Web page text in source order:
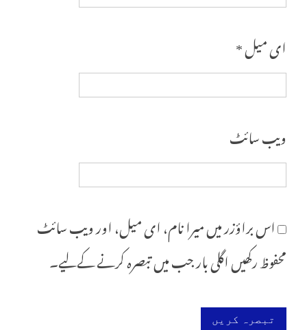
ای میل*
ویب‌ سائٹ
اس براؤزر میں میرا نام، ای میل، اور ویب سائٹ
محفوظ رکھیں اگلی بار جب میں تبصرہ کرنے کےلیے۔